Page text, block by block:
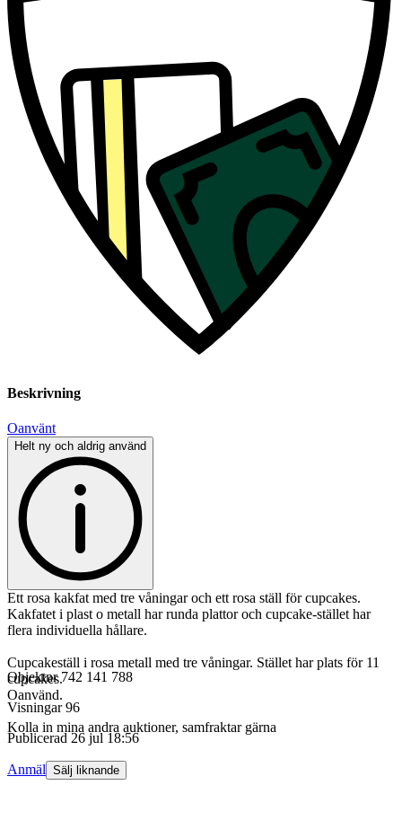
Beskrivning
Oanvänt
Helt ny och aldrig använd
Ett rosa kakfat med tre våningar och ett rosa ställ för cupcakes.
Kakfatet i plast o metall har runda plattor och cupcake-stället har
flera individuella hållare.
Cupcakeställ i rosa metall med tre våningar. Stället har plats för 11
cupcakes.
Oanvänd.
Kolla in mina andra auktioner, samfraktar gärna
Objektnr 742 141 788
Visningar 96
Publicerad 26 jul 18:56
Anmäl Sälj liknande